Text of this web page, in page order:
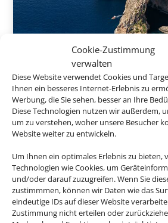
Cookie-Zustimmung
verwalten
Diese Website verwendet Cookies und
Ihnen ein besseres Internet-Erlebnis zu
Werbung, die Sie sehen, besser an Ihre
Diese Technologien nutzen wir außerdem,
um zu verstehen, woher unsere Besucher
Website weiter zu entwickeln.
Um Ihnen ein optimales Erlebnis zu bieten,
Technologien wie Cookies, um
und/oder darauf zuzugreifen. Wenn Sie
zustimmmen, können wir Daten wie das
eindeutige IDs auf dieser Website
Zustimmung nicht erteilen oder
8 Tage inkl. Frühstück
De Rohan B&B
Zebbug, Malta
ab 538 €